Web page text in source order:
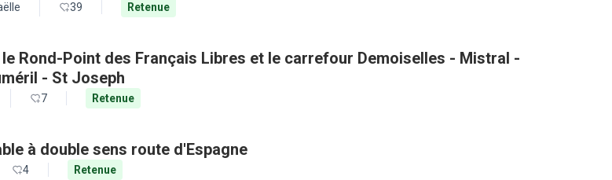
39 Retenue
Rond-Point des Français Libres et le carrefour Demoiselles - Mistral -
- St Joseph
7 Retenue
à double sens route d'Espagne
4 Retenue